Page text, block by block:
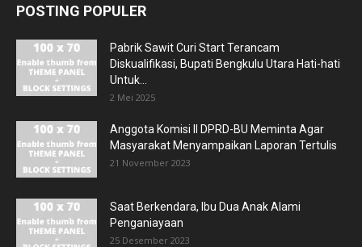
POSTING POPULER
Pabrik Sawit Curi Start Terancam
Diskualifikasi, Bupati Bengkulu Utara Hati-hati
Untuk...
2 Mei 2025
Anggota Komisi II DPRD-BU Meminta Agar
Masyarakat Menyampaikan Laporan Tertulis
21 November 2023
Saat Berkendara, Ibu Dua Anak Alami
Penganiayaan
25 Desember 2023